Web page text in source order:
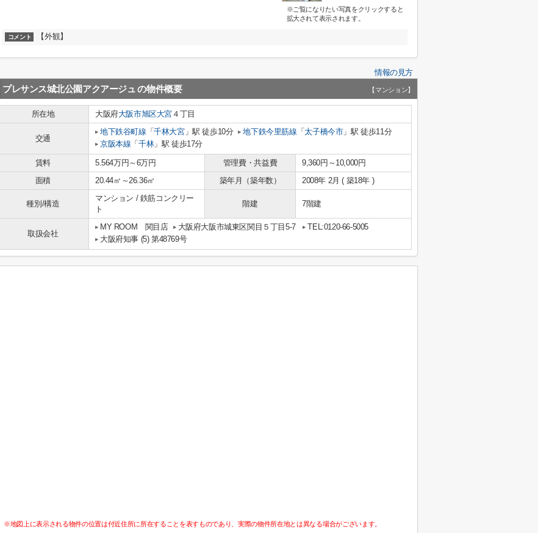
※ご覧になりたい写真をクリックすると
拡大されて表示されます。
コメント 【外観】
情報の見方
プレサンス城北公園アクアージュ の物件概要 【マンション】
所在地 大阪府大阪市旭区大宮 ４丁目
交通
地下鉄谷町線 「千林大宮」駅 徒歩10分 地下鉄今里筋線 「太子橋今市」駅 徒歩11分
京阪本線 「千林」駅 徒歩17分
賃料 5.564万円～6万円 管理費・共益費
9,360円～10,000円
面積
20.44㎡～26.36㎡ 築年月（築年数） 2008年 2月 ( 築18年 )
種別/構造
マンション / 鉄筋コンクリー
ト
階建 7階建
取扱会社
MY ROOM 関目店 大阪府大阪市城東区関目５丁目5-7
TEL:0120-66-5005
大阪府知事 (5) 第48769号
※地図上に表示される物件の位置は付近住所に所在することを表すものであり、実際の物件所在地とは異なる場合がございます。